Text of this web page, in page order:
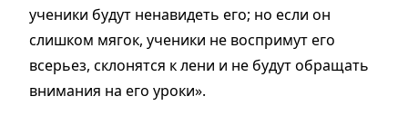
ученики будут ненавидеть его; но если он
слишком мягок, ученики не воспримут его
всерьез, склонятся к лени и не будут обращать
внимания на его уроки».